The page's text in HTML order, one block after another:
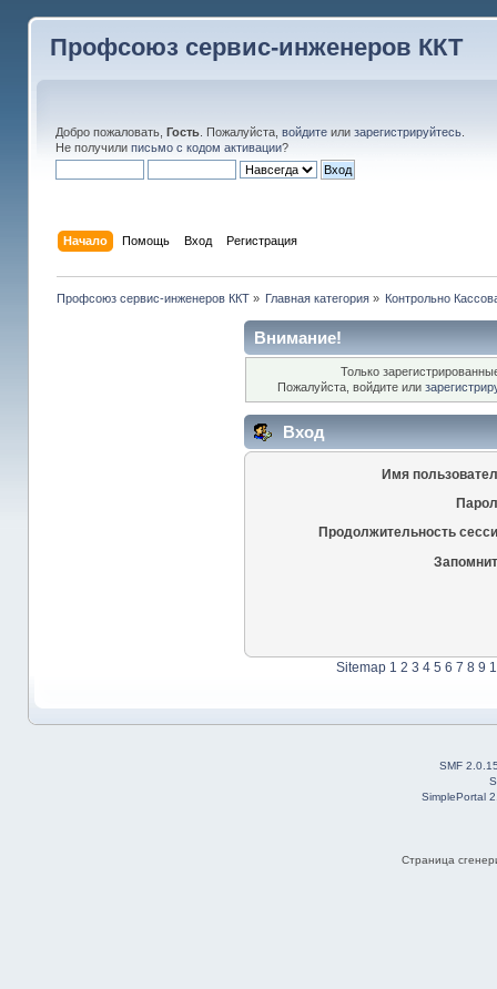
Профсоюз сервис-инженеров ККТ
Добро пожаловать, Гость. Пожалуйста, войдитеили зарегистрируйтесь.
Не получили письмо с кодом активации?
Начало Помощь Вход Регистрация
Профсоюз сервис-инженеров ККТ» Главная категория » Контрольно
Внимание!
Только
Пожалуйста, войдите или
Вход
Имя
Продолжительность
Sitemap 1 2 3 4 5 6 7 8 9
SMF
SimplePortal
Страница